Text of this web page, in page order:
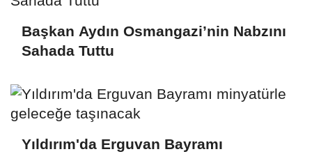
Başkan Aydın Osmangazi’nin Nabzını
Sahada Tuttu
Yıldırım'da Erguvan Bayramı